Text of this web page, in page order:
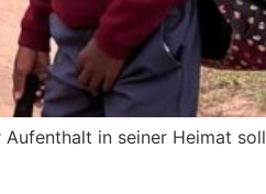
in seiner Heimat soll